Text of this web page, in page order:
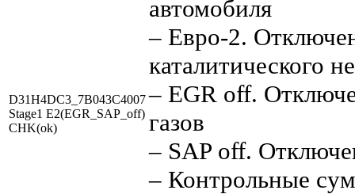
D31H4DC3_7B043C4007
Stage1 E2(EGR_SAP_off)
CHK(ok)
автомобиля
– Евро-2.
каталитического
– EGR off.
газов
– SAP off.
– Контрольные